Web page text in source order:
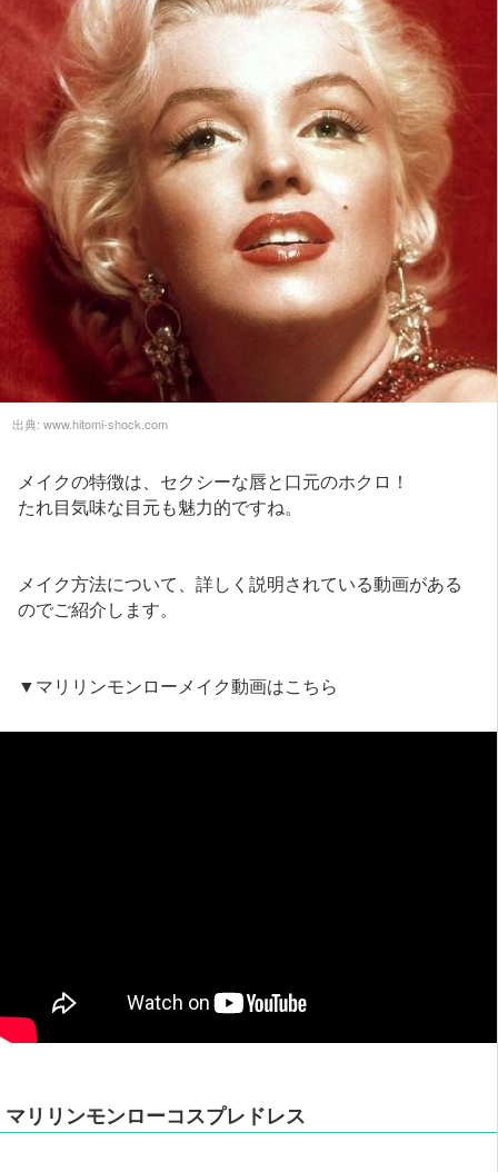
出典: www.hitomi-shock.com
メイクの特徴は、セクシーな唇と口元のホクロ！
たれ目気味な目元も魅力的ですね。
メイク方法について、詳しく説明されている動画がある
のでご紹介します。
▼マリリンモンローメイク動画はこちら
マリリンモンローコスプレドレス